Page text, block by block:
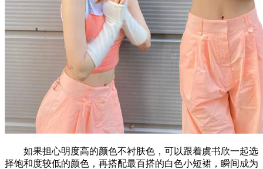
如果担心明度高的颜色不衬肤色，可以跟着虞书欣一起选
择饱和度较低的颜色，再搭配最百搭的白色小短裙，瞬间成为